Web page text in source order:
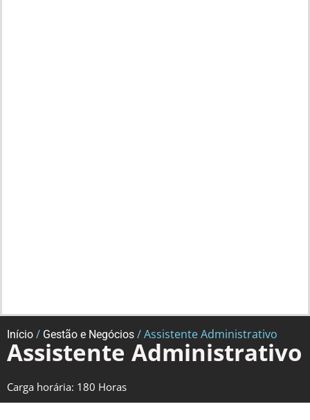
Início / Gestão e Negócios / Assistente Administrativo
Assistente Administrativo
Carga horária: 180 Horas